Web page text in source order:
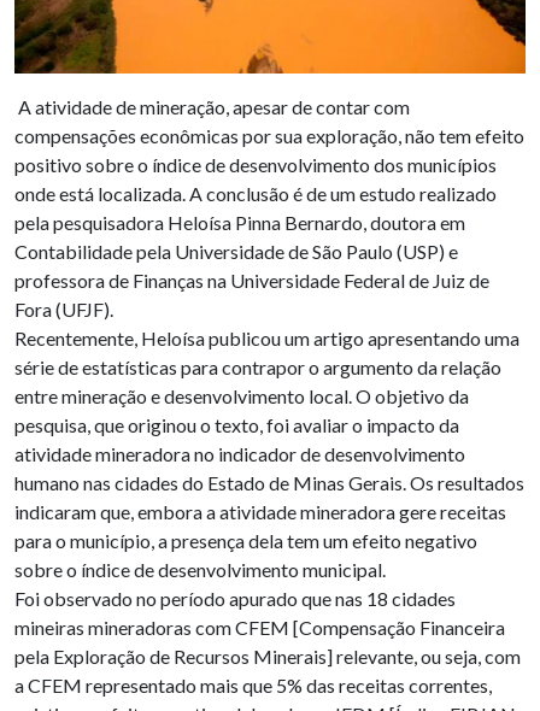
A atividade de mineração, apesar de contar com
compensações econômicas por sua exploração, não tem efeito
positivo sobre o índice de desenvolvimento dos municípios
onde está localizada. A conclusão é de um estudo realizado
pela pesquisadora Heloísa Pinna Bernardo, doutora em
Contabilidade pela Universidade de São Paulo (USP) e
professora de Finanças na Universidade Federal de Juiz de
Fora (UFJF).
Recentemente, Heloísa publicou um artigo apresentando uma
série de estatísticas para contrapor o argumento da relação
entre mineração e desenvolvimento local. O objetivo da
pesquisa, que originou o texto, foi avaliar o impacto da
atividade mineradora no indicador de desenvolvimento
humano nas cidades do Estado de Minas Gerais. Os resultados
indicaram que, embora a atividade mineradora gere receitas
para o município, a presença dela tem um efeito negativo
sobre o índice de desenvolvimento municipal.
Foi observado no período apurado que nas 18 cidades
mineiras mineradoras com CFEM [Compensação Financeira
pela Exploração de Recursos Minerais] relevante, ou seja, com
a CFEM representado mais que 5% das receitas correntes,